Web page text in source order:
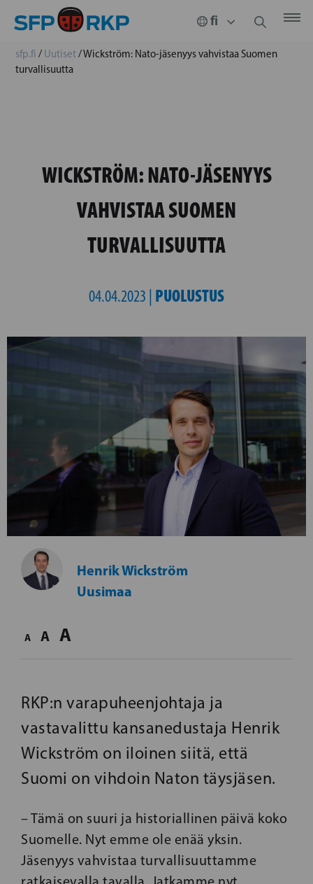
sfp.fi / Uutiset/Wickström: Nato-jäsenyys vahvistaa Suomen
turvallisuutta
WICKSTRÖM: NATO-JÄSENYYS
VAHVISTAA SUOMEN
TURVALLISUUTTA
04.04.2023 | PUOLUSTUS
Henrik Wickström
Uusimaa
A A A
RKP:n varapuheenjohtaja ja
vastavalittu kansanedustaja Henrik
Wickström on iloinen siitä, että
Suomi on vihdoin Naton täysjäsen.
– Tämä on suuri ja historiallinen päivä koko
Suomelle. Nyt emme ole enää yksin.
Jäsenyys vahvistaa turvallisuuttamme